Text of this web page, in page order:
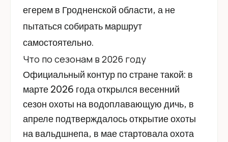
егерем в Гродненской области, а не
пытаться собирать маршрут
самостоятельно.
Что по сезонам в 2026 году
Официальный контур по стране такой: в
марте 2026 года открылся весенний
сезон охоты на водоплавающую дичь, в
апреле подтверждалось открытие охоты
на вальдшнепа, в мае стартовала охота